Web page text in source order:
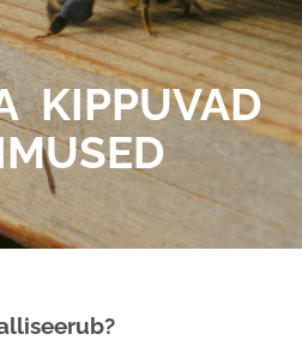
KIPPUVAD